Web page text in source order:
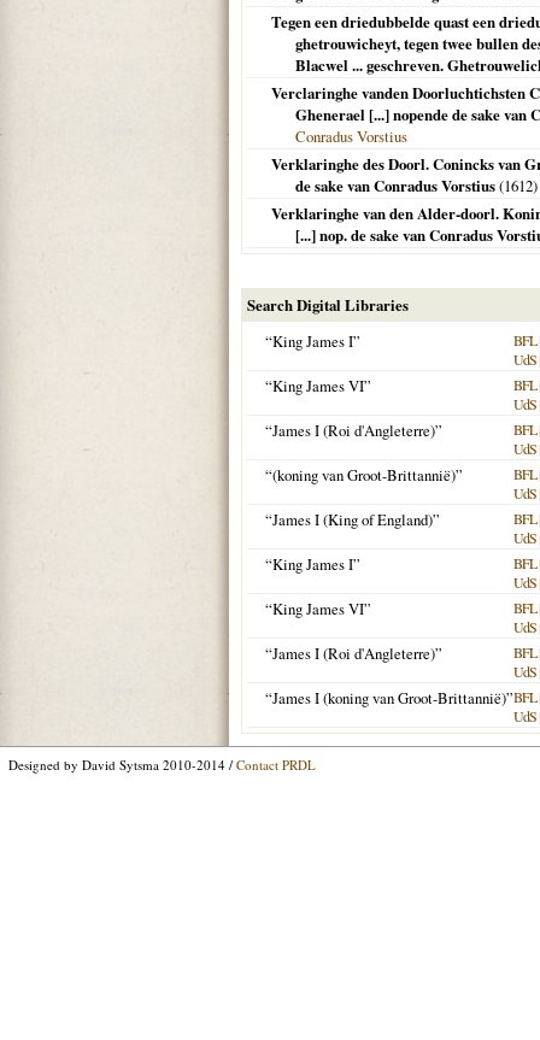
Tegen een driedubbelde quast een
ghetrouwicheyt, tegen twee bullen
Blacwel ... geschreven.
Verclaringhe vanden Doorluchtichsten
Ghenerael [...] nopende de sake van
Conradus Vorstius
Verklaringhe des Doorl. Conincks van
de sake van Conradus Vorstius(1612)
Verklaringhe van den Alder-doorl.
[...] nop. de sake van Conradus
Search Digital Libraries
“King James I”
BFL
UdS
“King James VI” BFL
UdS
“James I (Roi d'Angleterre)” BFL
UdS
“(koning van Groot-Brittannië)” BFL
UdS
“James I (King of England)” BFL
UdS
“King James I” BFL
UdS
“King James VI” BFL
UdS
“James I (Roi d'Angleterre)” BFL
UdS
“James I (koning van Groot-Brittannië)”BFL
UdS
Designed by David Sytsma 2010-2014 / Contact PRDL